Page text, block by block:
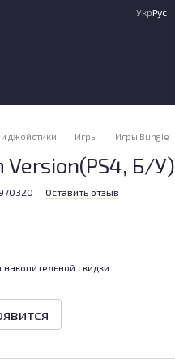
УкрРус
джойстики Игры Игры Bungie
Version(PS4, Б/У)
Оставить отзыв
скидки